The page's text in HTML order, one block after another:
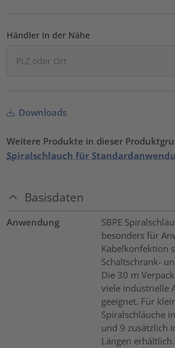
Händler in der Nähe
Downloads
Weitere Produkte in dieser
Spiralschlauch für
Basisdaten
Anwendung
SBPE
besonders für
Kabelkonfektion
Schaltschrank-
Die 30 m
viele industrielle
geeignet. Für
Spiralschläuche
und 9 zusätzlich
Längen erhältlich.